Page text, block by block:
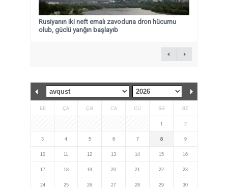
Rusiyanın iki neft emalı zavoduna dron hücumu
olub, güclü yanğın başlayıb
BE ÇA ÇƏ CA CÜ ŞƏ BZ
1 2
3 4 5 6 7 8 9
10 11 12 13 14 15 16
17 18 19 20 21 22 23
24 25 26 27 28 29 30